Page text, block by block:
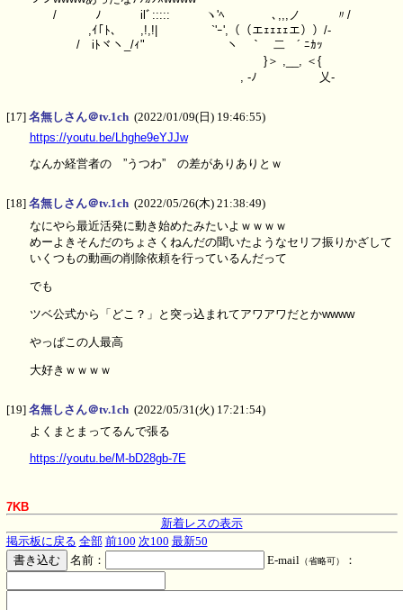
/ ﾉ ilﾞ::::: ヽ'ﾍ ゝ､,,,ノ 〃/
,ｲ｢ﾄ､ ,!,!| `'ｰ',（（エｪｪｪｪエ））/-
/ iﾄヾヽ_/ｨ" ヽ ｀ 二 ´ ﾆｶｯ
}＞ ,__, ＜{
, -ﾉ 乂-
[17] 名無しさん＠tv.1ch (2022/01/09(日) 19:46:55)
https://youtu.be/Lhghe9eYJJw
なんか経営者の ”うつわ” の差がありありとｗ
[18] 名無しさん＠tv.1ch (2022/05/26(木) 21:38:49)
なにやら最近活発に動き始めたみたいよｗｗｗｗ
めーよきそんだのちょさくねんだの聞いたようなセリフ振りかざして
いくつもの動画の削除依頼を行っているんだって
でも
ツベ公式から「どこ？」と突っ込まれてアワアワだとかwwww
やっぱこの人最高
大好きｗｗｗｗ
[19] 名無しさん＠tv.1ch (2022/05/31(火) 17:21:54)
よくまとまってるんで張る
https://youtu.be/M-bD28gb-7E
7KB
新着レスの表示
掲示板に戻る 全部 前100 次100 最新50
名前：
E-mail（省略可） ：